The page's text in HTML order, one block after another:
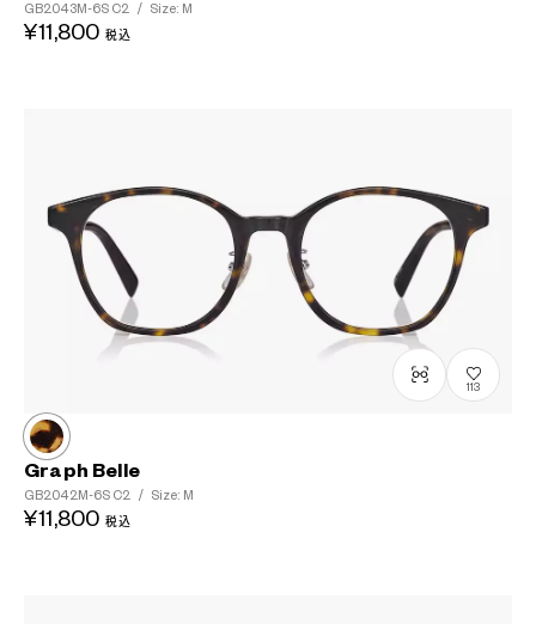
GB2043M-6S C2 / Size: M
¥11,800 税込
113
Graph Belle
GB2042M-6S C2 / Size: M
¥11,800 税込